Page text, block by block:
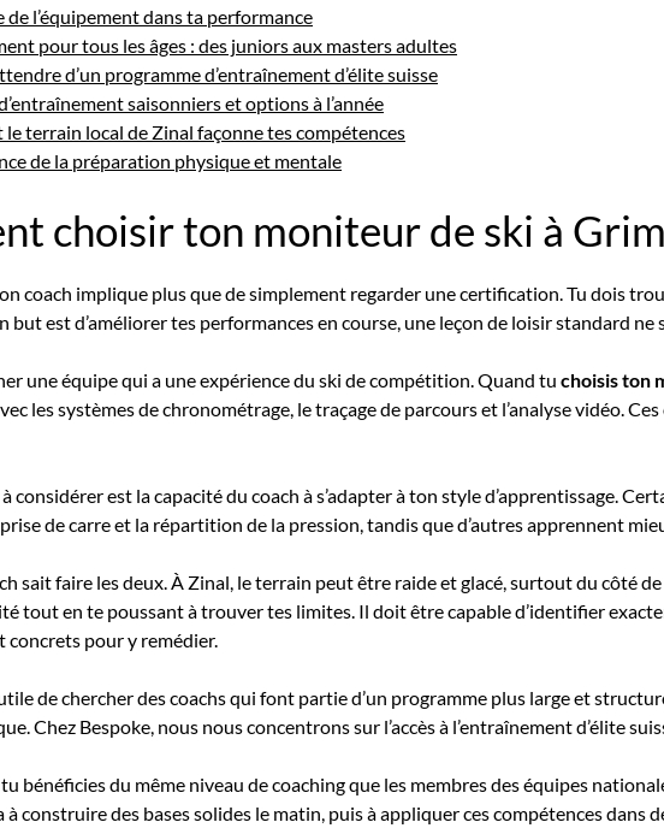
de l’équipement dans ta performance
pour tous les âges : des juniors aux masters adultes
d’un programme d’entraînement d’élite suisse
saisonniers et options à l’année
terrain local de Zinal façonne tes compétences
de la préparation physique et mentale
choisir ton moniteur de ski à
coach implique plus que de simplement regarder une certification. Tu dois
but est d’améliorer tes performances en course, une leçon de loisir standard ne
une équipe qui a une expérience du ski de compétition. Quand tu choisis ton
les systèmes de chronométrage, le traçage de parcours et l’analyse vidéo.
considérer est la capacité du coach à s’adapter à ton style d’apprentissage.
de carre et la répartition de la pression, tandis que d’autres apprennent
sait faire les deux. À Zinal, le terrain peut être raide et glacé, surtout du côté de
tout en te poussant à trouver tes limites. Il doit être capable d’identifier
concrets pour y remédier.
de chercher des coachs qui font partie d’un programme plus large et
Chez Bespoke, nous nous concentrons sur l’accès à l’entraînement d’élite
bénéficies du même niveau de coaching que les membres des équipes
à construire des bases solides le matin, puis à appliquer ces compétences dans